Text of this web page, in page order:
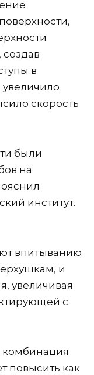
в
скорость
были
на
институт.
впитыванию
и
увеличивая
с
комбинация
повысить как